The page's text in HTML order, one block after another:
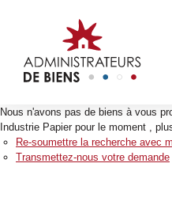
Nous n'avons pas de biens à vous
Industrie Papier pour le moment ,
Re-soumettre la recherche avec
Transmettez-nous votre demande